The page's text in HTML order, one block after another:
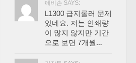
애비손 SAYS:
L1300 급지롤러 문제
있네요. 저는 인쇄량
이 많지 않지만 기간
으로 보면 7개월...